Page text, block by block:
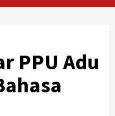
PPU Adu